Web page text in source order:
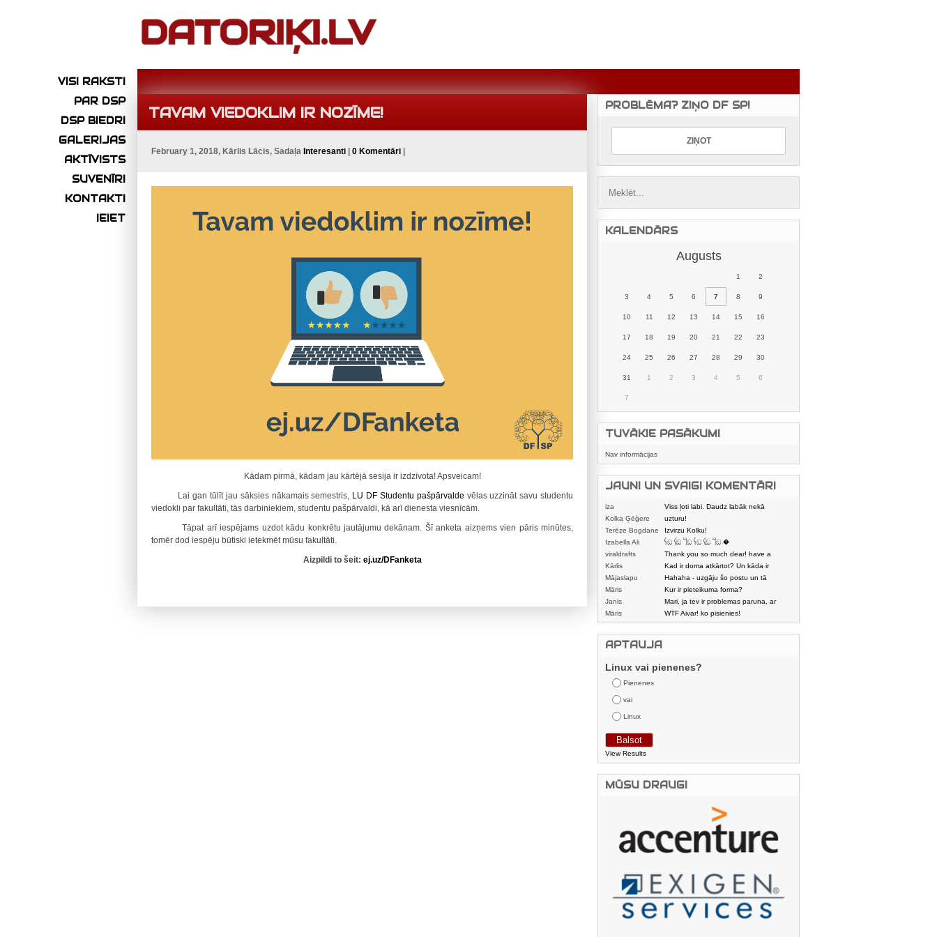
VISI RAKSTI
PAR DSP
DSP BIEDRI
GALERIJAS
AKTĪVISTS
SUVENĪRI
KONTAKTI
IEIET
TAVAM VIEDOKLIM IR NOZĪME!
February 1, 2018, Kārlis Lācis, Sadaļa Interesanti 0 Komentāri
Kādam pirmā, kādam jau kārtējā sesija ir izdzīvota! Apsveicam!
Lai gan tūlīt jau sāksies nākamais semestris, LU DF Studentu pašpārvalde vēlas uzzināt savu studentu
viedokli par fakultāti, tās darbiniekiem, studentu pašpārvaldi, kā arī dienesta viesnīcām.
Tāpat arī iespējams uzdot kādu konkrētu jautājumu dekānam. Šī anketa aizņems vien pāris minūtes,
tomēr dod iespēju būtiski ietekmēt mūsu fakultāti.
Aizpildi to šeit: ej.uz/DFanketa
PROBLĒMA? ZIŅO DF SP!
KALENDĀRS
Augusts
1 2
3 4 5 6 7 8 9
10 11 12 13 14 15 16
17 18 19 20 21 22 23
24 25 26 27 28 29 30
31 1 2 3 4 5 6
7
TUVĀKIE PASĀKUMI
Nav informācijas
JAUNI UN SVAIGI KOMENTĀRI
iza
Viss ļoti labi. Daudz labāk nekā
karstmaizīšu
Kolka Ģēģere
uzturu!
Terēze Bogdane
Izvirzu Kolku!
Izabella Ali
𓌜ඞ 𓌱ඞ 𓌏ඞ 𓌜ඞ 𓌱ඞ 𓌏ඞ �
viraldrafts
Thank you so much dear! have a
nice day
Kārlis
Kad ir doma atkārtot? Un kāda ir
aptuvenā dalī
Mājaslapu
izstrādātājs
Hahaha - uzgāju šo postu un tā
sasmējos. Četr
Māris
Kur ir pieteikuma forma?
Janis
Mari, ja tev ir problemas paruna, ar
mani tiesi. E
Māris WTF Aivar! ko pisienies!
APTAUJA
Linux vai pienenes?
Pienenes
vai
Linux
View Results
MŪSU DRAUGI